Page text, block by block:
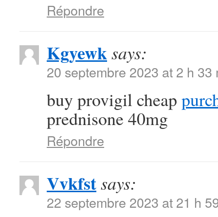
Répondre
Kgyewksays:
20 septembre 2023 at 2 h 33
buy provigil cheap
prednisone 40mg
Répondre
Vvkfstsays:
22 septembre 2023 at 21 h